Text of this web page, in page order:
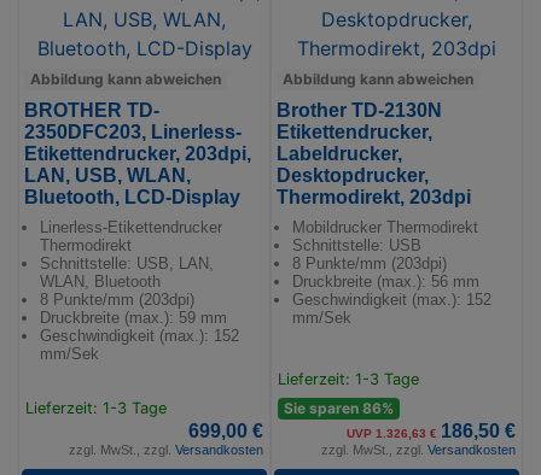
Abbildung kann abweichen
BROTHER TD-
2350DFC203, Linerless-
Etikettendrucker, 203dpi,
LAN, USB, WLAN,
Bluetooth, LCD-Display
Linerless-Etikettendrucker
Thermodirekt
Schnittstelle: USB, LAN,
WLAN, Bluetooth
8 Punkte/mm (203dpi)
Druckbreite (max.): 59 mm
Geschwindigkeit (max.): 152
mm/Sek
Lieferzeit: 1-3 Tage
699,00 €
zzgl. MwSt., zzgl. Versandkosten
Abbildung kann abweichen
Brother TD-2130N
Etikettendrucker,
Labeldrucker,
Desktopdrucker,
Thermodirekt, 203dpi
Mobildrucker Thermodirekt
Schnittstelle: USB
8 Punkte/mm (203dpi)
Druckbreite (max.): 56 mm
Geschwindigkeit (max.): 152
mm/Sek
Lieferzeit: 1-3 Tage
Sie sparen 86%
UVP 1.326,63 € 186,50 €
zzgl. MwSt., zzgl. Versandkosten